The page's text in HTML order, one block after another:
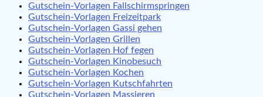
Gutschein-Vorlagen Fallschirmspringen
Gutschein-Vorlagen Freizeitpark
Gutschein-Vorlagen Gassi gehen
Gutschein-Vorlagen Grillen
Gutschein-Vorlagen Hof fegen
Gutschein-Vorlagen Kinobesuch
Gutschein-Vorlagen Kochen
Gutschein-Vorlagen Kutschfahrten
Gutschein-Vorlagen Massieren